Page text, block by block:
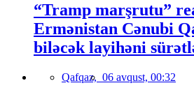
“Tramp marşrutu”
Ermənistan Cənubi
biləcək layihəni
Qafqaz, 06 avqust, 00:32